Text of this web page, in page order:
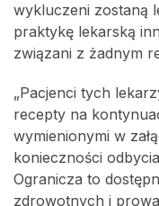
wykluczeni zostaną
praktykę lekarską
związani z żadnym
„Pacjenci tych
recepty na
wymienionymi w
konieczności
Ogranicza to
zdrowotnych i